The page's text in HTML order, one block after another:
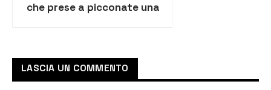
che prese a picconate una
LASCIA UN COMMENTO